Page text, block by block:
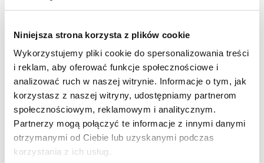
Niniejsza strona korzysta z plików cookie
Wykorzystujemy pliki cookie do spersonalizowania treści
i reklam, aby oferować funkcje społecznościowe i
analizować ruch w naszej witrynie. Informacje o tym, jak
korzystasz z naszej witryny, udostępniamy partnerom
społecznościowym, reklamowym i analitycznym.
Partnerzy mogą połączyć te informacje z innymi danymi
otrzymanymi od Ciebie lub uzyskanymi podczas
korzystania z ich usług.
Kolczyki srebrne - łezki
139 zł